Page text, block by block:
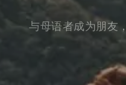
与母语者成为朋友